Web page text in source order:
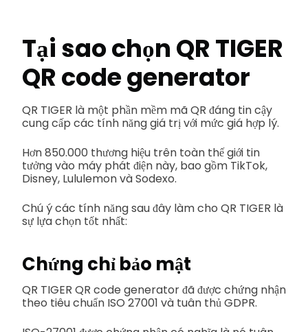
Tại sao chọn QR TIGER
QR code generator
QR TIGER là một phần mềm mã QR đáng tin cậy
cung cấp các tính năng giá trị với mức giá hợp lý.
Hơn 850.000 thương hiệu trên toàn thế giới tin
tưởng vào máy phát điện này, bao gồm TikTok,
Disney, Lululemon và Sodexo.
Chú ý các tính năng sau đây làm cho QR TIGER là
sự lựa chọn tốt nhất:
Chứng chỉ bảo mật
QR TIGER QR code generator đã được chứng nhận
theo tiêu chuẩn ISO 27001 và tuân thủ GDPR.